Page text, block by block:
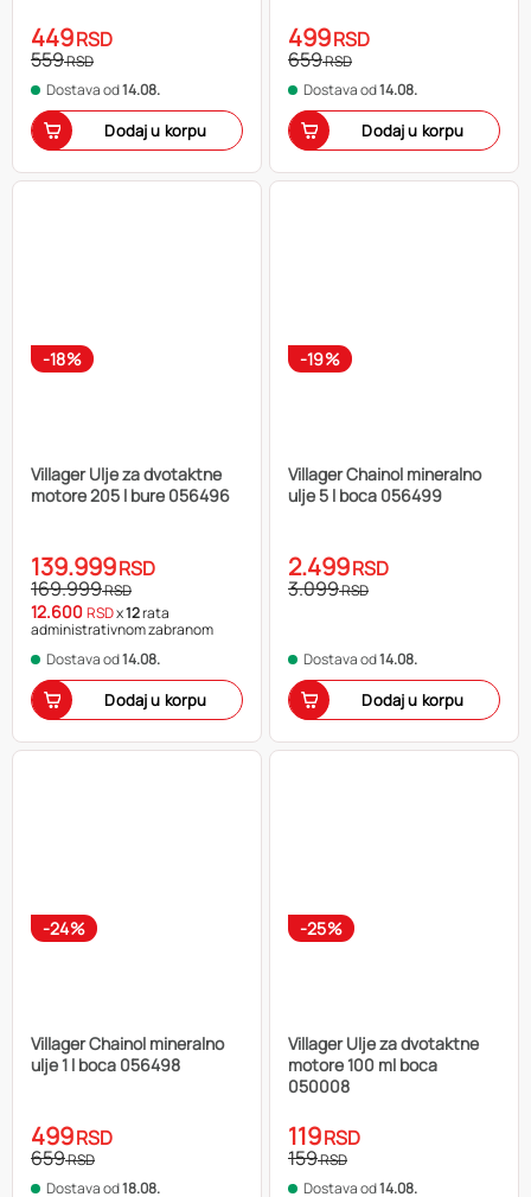
449RSD
559RSD
Dostava od14.08.
Dodaj u korpu
499RSD
659RSD
Dostava od14.08.
Dodaj u korpu
-18%
Villager Ulje za dvotaktne
motore 205 l bure 056496
139.999RSD
169.999RSD
12.600RSDx12rata
administrativnom zabranom
Dostava od14.08.
Dodaj u korpu
-19%
Villager Chainol mineralno
ulje 5 l boca 056499
2.499RSD
3.099RSD
Dostava od14.08.
Dodaj u korpu
-24%
Villager Chainol mineralno
ulje 1 l boca 056498
499RSD
659RSD
Dostava od18.08.
-25%
Villager Ulje za dvotaktne
motore 100 ml boca
050008
119RSD
159RSD
Dostava od14.08.